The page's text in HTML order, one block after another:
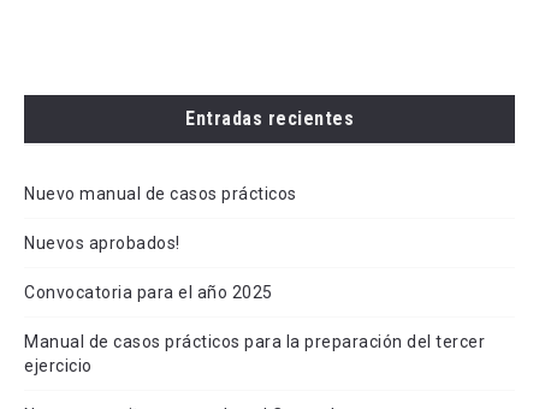
Entradas recientes
Nuevo manual de casos prácticos
Nuevos aprobados!
Convocatoria para el año 2025
Manual de casos prácticos para la preparación del tercer
ejercicio